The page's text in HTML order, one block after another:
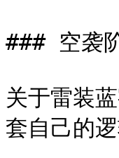
### 空袭
关于雷装
套自己的逻